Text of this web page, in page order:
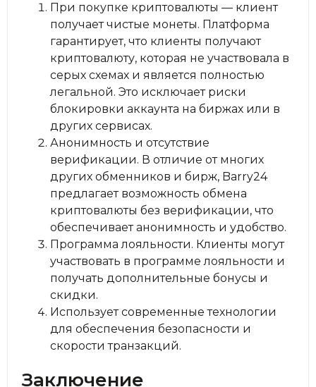
При покупке криптовалюты — клиент
получает чистые монеты. Платформа
гарантирует, что клиенты получают
криптовалюту, которая не участвовала в
серых схемах и является полностью
легальной. Это исключает риски
блокировки аккаунта на биржах или в
других сервисах.
Анонимность и отсутствие
верификации. В отличие от многих
других обменников и бирж, Barry24
предлагает возможность обмена
криптовалюты без верификации, что
обеспечивает анонимность и удобство.
Программа лояльности. Клиенты могут
участвовать в программе лояльности и
получать дополнительные бонусы и
скидки.
Использует современные технологии
для обеспечения безопасности и
скорости транзакций.
Заключение